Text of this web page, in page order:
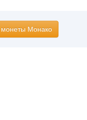
монеты Монако